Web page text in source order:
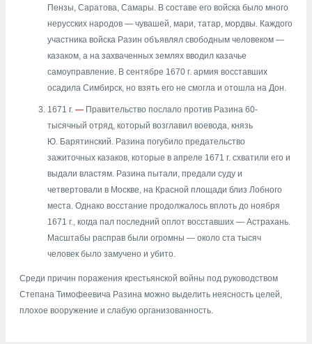
Пензы, Саратова, Самары. В составе его войска было много
нерусских народов — чувашей, мари, татар, мордвы. Каждого
участника войска Разин объявлял свободным человеком —
казаком, а на захваченных землях вводил казачье
самоуправление. В сентябре 1670 г. армия восставших
осадила Симбирск, но взять его не смогла и отошла на Дон.
1671 г. — Правительство послало против Разина 60-
тысячный отряд, который возглавил воевода, князь
Ю. Барятинский. Разина погубило предательство
зажиточных казаков, которые в апреле 1671 г. схватили его и
выдали властям. Разина пытали, предали суду и
четвертовали в Москве, на Красной площади близ Лобного
места. Однако восстание продолжалось вплоть до ноября
1671 г., когда пал последний оплот восставших — Астрахань.
Масштабы расправ были огромны — около ста тысяч
человек было замучено и убито.
Среди причин поражения крестьянской войны под руководством
Степана Тимофеевича Разина можно выделить неясность целей,
плохое вооружение и слабую организованность.